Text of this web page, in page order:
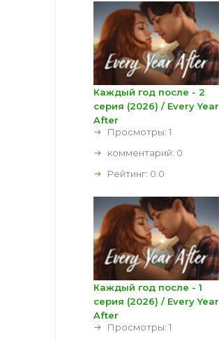
Каждый год после - 2
серия (2026) / Every Year
After
Просмотры: 1
комментарий: 0
Рейтинг: 0.0
Каждый год после - 1
серия (2026) / Every Year
After
Просмотры: 1